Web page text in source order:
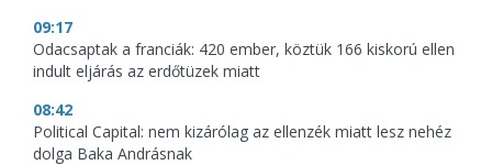
09:17
Odacsaptak a franciák: 420 ember, köztük 166 kiskorú ellen
indult eljárás az erdőtüzek miatt
08:42
Political Capital: nem kizárólag az ellenzék miatt lesz nehéz
dolga Baka Andrásnak